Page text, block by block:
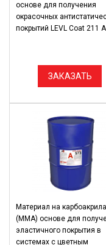
основе для получения
окрасочных
покрытий LEVL Coat 211
ЗАКАЗАТЬ
Материал на
(ММА) основе для
эластичного покрытия в
системах с цветным